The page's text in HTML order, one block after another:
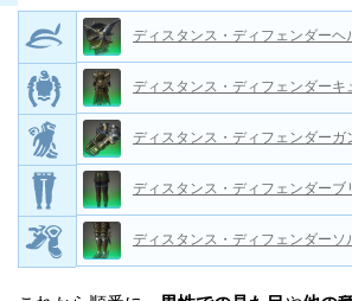
ディスタンス・ディフェンダーヘ
ディスタンス・ディフェンダーキ
ディスタンス・ディフェンダーガ
ディスタンス・ディフェンダーブ
ディスタンス・ディフェンダーソ